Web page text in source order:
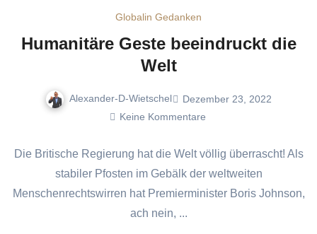
Globalin Gedanken
Humanitäre Geste beeindruckt die
Welt
Alexander-D-Wietschel
Dezember 23, 2022
Keine Kommentare
Die Britische Regierung hat die Welt völlig überrascht! Als
stabiler Pfosten im Gebälk der weltweiten
Menschenrechtswirren hat Premierminister Boris Johnson,
ach nein, ...